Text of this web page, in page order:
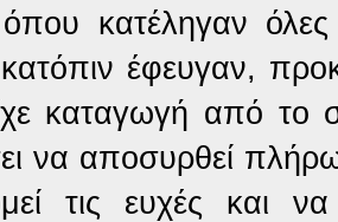
όπου κατέληγαν
κατόπιν έφευγαν,
καταγωγή από το
να αποσυρθεί
τις ευχές και